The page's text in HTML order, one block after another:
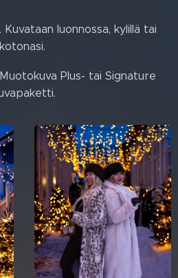
luonnossa, kylillä tai
kotonasi.
Plus- tai Signature